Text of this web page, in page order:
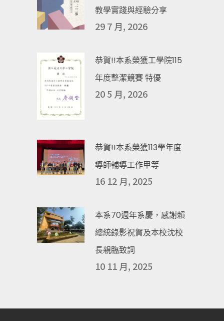
教學實踐與經驗分享
29 7 月, 2026
恭賀!!本系榮獲工學院115
年度整潔競賽 特優
20 5 月, 2026
恭賀!!本系榮獲113學年度
導師輔導工作甲等
16 12 月, 2025
本系70週年系慶，感謝賴
總統錄影祝賀及本校沈校
長親臨致詞
10 11 月, 2025